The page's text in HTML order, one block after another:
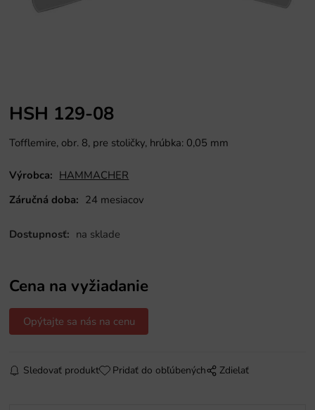
HSH 129-08
Tofflemire, obr. 8, pre stoličky, hrúbka: 0,05 mm
Výrobca: HAMMACHER
Záručná doba: 24 mesiacov
Dostupnosť: na sklade
Cena na vyžiadanie
Opýtajte sa nás na cenu
Sledovať produkt Pridať do obľúbených Zdielať